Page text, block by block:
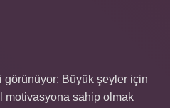
görünüyor: Büyük şeyler için
motivasyona sahip olmak